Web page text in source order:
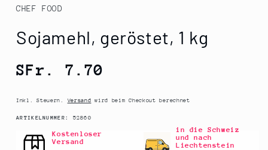
Modal
öffnen
CHEF FOOD
Sojamehl, geröstet, 1 kg
Normaler
SFr. 7.70
Inkl. Steuern.Versand wird beim Checkout berechnet
ARTIKELNUMMER: SKU:
52860
Kostenloser
Versand
in die Schweiz
und nach
Liechtenstein